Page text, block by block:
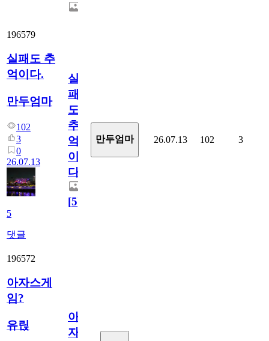
196579
실패도 추
억이다.
만두엄마
102
3
0
26.07.13
5
댓글
실
패
도
추
억
이
다.
[5]
만두엄마 26.07.13 102 3
196572
아자스게
임?
유릱
아
자